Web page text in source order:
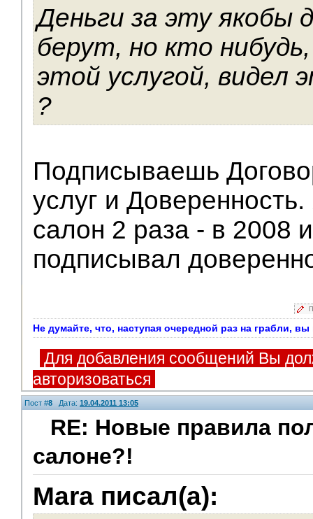
Деньги за эту якобы
берут, но кто
этой услугой, видел
?
Подписываешь
услуг и
салон 2 раза - в 2008
подписывал
Не думайте, что, наступая очередной раз на грабли,
Для добавления сообщений Вы
авторизоваться
Пост #8 Дата: 19.04.2011 13:05
RE: Новые правила
салоне?!
Mara писал(а):